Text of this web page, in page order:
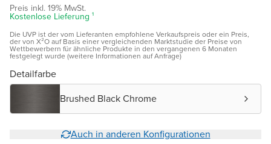
Preis inkl. 19% MwSt.
Kostenlose Lieferung ¹
Die UVP ist der vom Lieferanten empfohlene Verkaufspreis oder ein Preis,
der von X²O auf Basis einer vergleichenden Marktstudie der Preise von
Wettbewerbern für ähnliche Produkte in den vergangenen 6 Monaten
festgelegt wurde (weitere Informationen auf Anfrage)
Detailfarbe
Brushed Black Chrome
Auch in anderen Konfigurationen